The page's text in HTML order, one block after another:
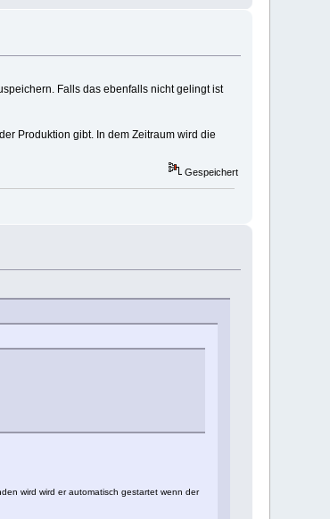
Falls das ebenfalls nicht gelingt ist
Produktion gibt. In dem Zeitraum wird die
Gespeichert
wird wird er automatisch gestartet wenn der